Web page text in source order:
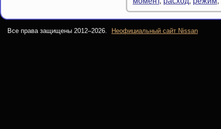
Все права защищены 2012–2026. Неофициальный сайт Nissan